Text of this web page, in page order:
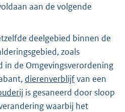
aan de volgende
deelgebied binnen de
zoals
in de Omgevingsverordening
dierenverblijfvan een
is gesaneerd door sloop
waarbij het